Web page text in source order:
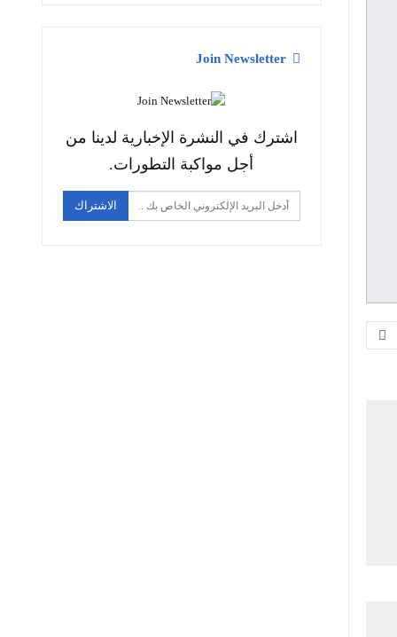
Join Newsletter
اشترك في النشرة الإخبارية لدينا من
أجل مواكبة التطورات.
الاشتراك